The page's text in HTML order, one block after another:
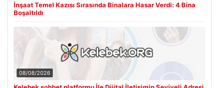
İnşaat Temel Kazısı Sırasında Binalara Hasar Verdi: 4 Bina
Boşaltıldı
08/08/2026